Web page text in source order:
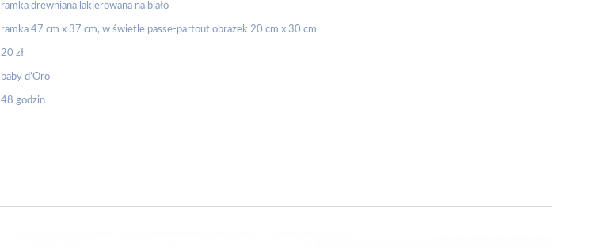
ramka drewniana lakierowana na biało
ramka 47 cm x 37 cm, w świetle passe-partout obrazek 20 cm x 30 cm
20 zł
baby d’Oro
48 godzin